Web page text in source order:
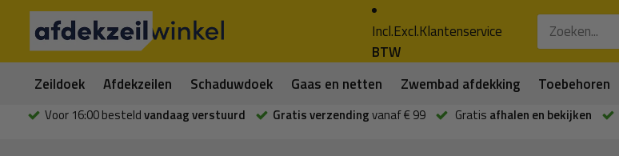
Incl.Excl.
BTW
Klantenservice
Zeildoek Afdekzeilen Schaduwdoek Gaas en netten Zwembad afdekking Toebehoren
Voor 16:00 besteldvandaag verstuurd Gratis verzendingvanaf € 99 Gratis afhalen en bekijken